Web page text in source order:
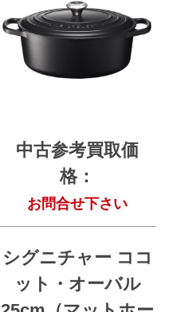
中古参考買取価
格：
お問合せ下さい
シグニチャー ココ
ット・オーバル